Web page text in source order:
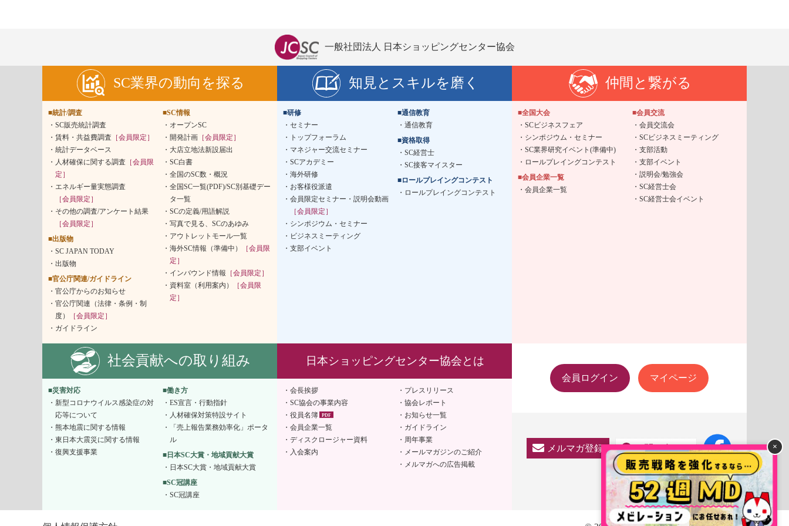
一般社団法人 日本ショッピングセンター協会
SC業界の動向を探る
■統計/調査
SC販売統計調査
賃料・共益費調査 ［会員限定］
統計データベース
人材確保に関する調査 ［会員限
定］
エネルギー量実態調査
［会員限定］
その他の調査/アンケート結果
［会員限定］
■出版物
SC JAPAN TODAY
出版物
■官公庁関連/ガイドライン
官公庁からのお知らせ
官公庁関連（法律・条例・制
度）
［会員限定］
ガイドライン
■SC情報
オープンSC
開発計画 ［会員限定］
大店立地法新設届出
SC白書
全国のSC数・概況
全国SC一覧(PDF)/SC別基礎デー
タ一覧
SCの定義/用語解説
写真で見る、SCのあゆみ
アウトレットモール一覧
海外SC情報（準備中）
［会員限
定］
インバウンド情報 ［会員限定］
資料室（利用案内）
［会員限
定］
知見とスキルを磨く
■研修
セミナー
トップフォーラム
マネジャー交流セミナー
SCアカデミー
海外研修
お客様役派遣
会員限定セミナー・説明会動画
［会員限定］
シンポジウム・セミナー
ビジネスミーティング
支部イベント
■通信教育
通信教育
■資格取得
SC経営士
SC接客マイスター
■ロールプレイングコンテスト
ロールプレイングコンテスト
仲間と繋がる
■全国大会
SCビジネスフェア
シンポジウム・セミナー
SC業界研究イベント(準備中)
ロールプレイングコンテスト
■会員企業一覧
会員企業一覧
■会員交流
会員交流会
SCビジネスミーティング
支部活動
支部イベント
説明会/勉強会
SC経営士会
SC経営士会イベント
社会貢献への取り組み
■災害対応
新型コロナウイルス感染症の対
応等について
熊本地震に関する情報
東日本大震災に関する情報
復興支援事業
■働き方
ES宣言・行動指針
人材確保対策特設サイト
「売上報告業務効率化」ポータ
ル
■日本SC大賞・地域貢献大賞
日本SC大賞・地域貢献大賞
■SC冠講座
SC冠講座
日本ショッピングセンター協会とは
会長挨拶
SC協会の事業内容
役員名簿
会員企業一覧
ディスクロージャー資料
入会案内
プレスリリース
協会レポート
お知らせ一覧
ガイドライン
周年事業
メールマガジンのご紹介
メルマガへの広告掲載
会員ログイン マイページ
メルマガ登録 お問い合わせ ×